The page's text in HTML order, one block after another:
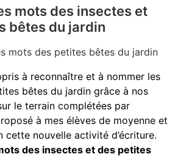
mots des insectes et
bêtes du jardin
à reconnaître et à nommer les
bêtes du jardin grâce à nos
le terrain complétées par
à mes élèves de moyenne et
cette nouvelle activité d’écriture.
des insectes et des petites